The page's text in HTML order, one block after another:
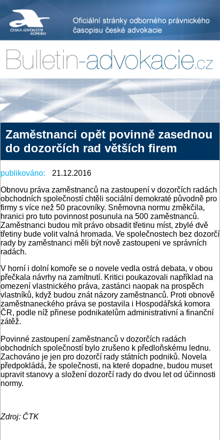
Zaměstnanci opět povinně zasednou
do dozorčích rad větších firem
publikováno:
21.12.2016
Obnovu práva zaměstnanců na zastoupení v dozorčích radách
obchodních společností chtěli sociální demokraté původně pro
firmy s více než 50 pracovníky. Sněmovna normu změkčila,
hranici pro tuto povinnost posunula na 500 zaměstnanců.
Zaměstnanci budou mít právo obsadit třetinu míst, zbylé dvě
třetiny bude volit valná hromada. Ve společnostech bez dozorčí
rady by zaměstnanci měli být nově zastoupeni ve správních
radách.
V horní i dolní komoře se o novele vedla ostrá debata, v obou
přečkala návrhy na zamítnutí. Kritici poukazovali například na
omezení vlastnického práva, zastánci naopak na prospěch
vlastníků, když budou znát názory zaměstnanců. Proti obnově
zaměstnaneckého práva se postavila i Hospodářská komora
ČR, podle níž přinese podnikatelům administrativní a finanční
zátěž.
Povinné zastoupení zaměstnanců v dozorčích radách
obchodních společností bylo zrušeno k předloňskému lednu.
Zachováno je jen pro dozorčí rady státních podniků. Novela
předpokládá, že společnosti, na které dopadne, budou muset
upravit stanovy a složení dozorčí rady do dvou let od účinnosti
normy.
Zdroj: ČTK